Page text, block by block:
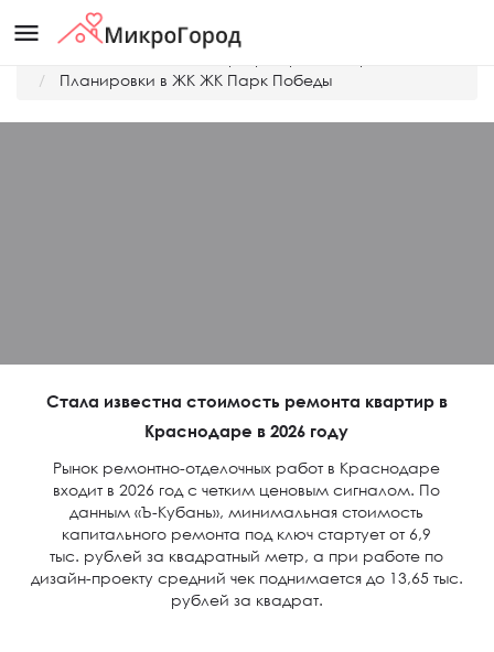
menu
Планировки в ЖК ЖК Парк Победы
Стала известна стоимость ремонта квартир в
Краснодаре в 2026 году
Рынок ремонтно-отделочных работ в Краснодаре
входит в 2026 год с четким ценовым сигналом. По
данным «Ъ-Кубань», минимальная стоимость
капитального ремонта под ключ стартует от 6,9
тыс. рублей за квадратный метр, а при работе по
дизайн-проекту средний чек поднимается до 13,65 тыс.
рублей за квадрат.